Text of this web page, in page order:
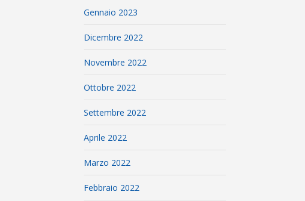
Gennaio 2023
Dicembre 2022
Novembre 2022
Ottobre 2022
Settembre 2022
Aprile 2022
Marzo 2022
Febbraio 2022